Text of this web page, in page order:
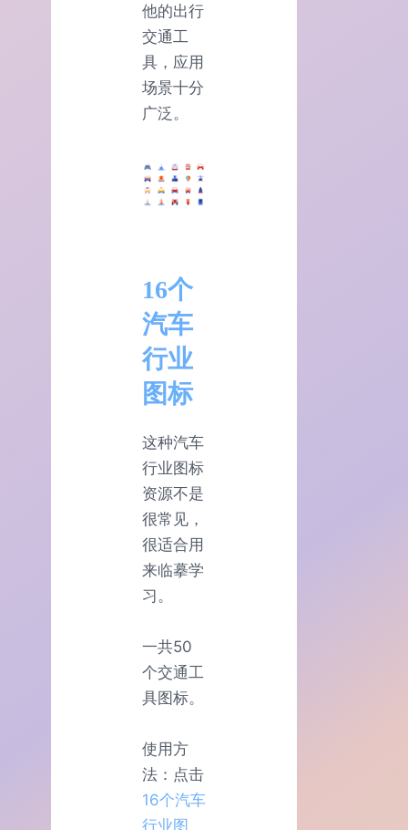
他的出行
交通工
具，应用
场景十分
广泛。
16个
汽车
行业
图标
这种汽车
行业图标
资源不是
很常见，
很适合用
来临摹学
习。
一共50
个交通工
具图标。
使用方
法：点击
16个汽车
行业图